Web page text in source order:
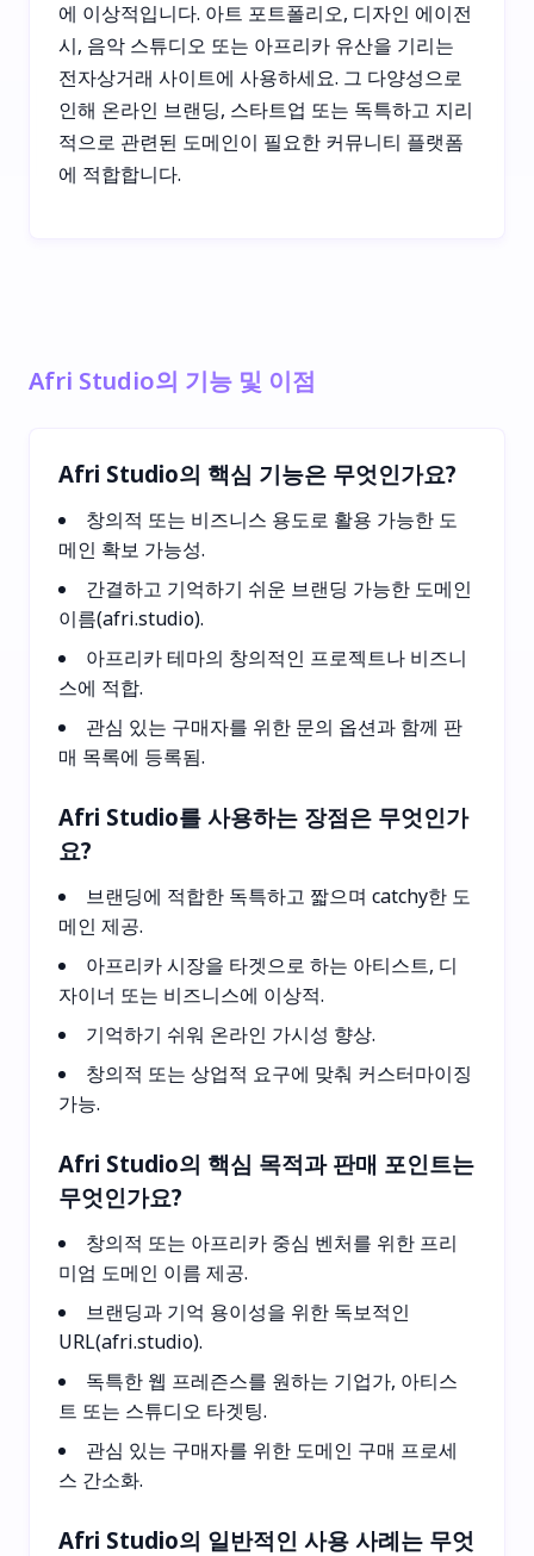
에 이상적입니다. 아트 포트폴리오, 디자인 에이전
시, 음악 스튜디오 또는 아프리카 유산을 기리는
전자상거래 사이트에 사용하세요. 그 다양성으로
인해 온라인 브랜딩, 스타트업 또는 독특하고 지리
적으로 관련된 도메인이 필요한 커뮤니티 플랫폼
에 적합합니다.
Afri Studio의 기능 및 이점
Afri Studio의 핵심 기능은 무엇인가요?
창의적 또는 비즈니스 용도로 활용 가능한 도
메인 확보 가능성.
간결하고 기억하기 쉬운 브랜딩 가능한 도메인
이름(afri.studio).
아프리카 테마의 창의적인 프로젝트나 비즈니
스에 적합.
관심 있는 구매자를 위한 문의 옵션과 함께 판
매 목록에 등록됨.
Afri Studio를 사용하는 장점은 무엇인가
요?
브랜딩에 적합한 독특하고 짧으며 catchy한 도
메인 제공.
아프리카 시장을 타겟으로 하는 아티스트, 디
자이너 또는 비즈니스에 이상적.
기억하기 쉬워 온라인 가시성 향상.
창의적 또는 상업적 요구에 맞춰 커스터마이징
가능.
Afri Studio의 핵심 목적과 판매 포인트는
무엇인가요?
창의적 또는 아프리카 중심 벤처를 위한 프리
미엄 도메인 이름 제공.
브랜딩과 기억 용이성을 위한 독보적인
URL(afri.studio).
독특한 웹 프레즌스를 원하는 기업가, 아티스
트 또는 스튜디오 타겟팅.
관심 있는 구매자를 위한 도메인 구매 프로세
스 간소화.
Afri Studio의 일반적인 사용 사례는 무엇